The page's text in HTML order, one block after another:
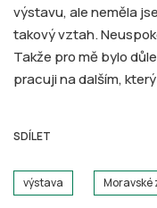
výstavu, ale neměla
takový vztah.
Takže pro mě bylo
pracuji na dalším,
SDÍLET
výstava Moravské